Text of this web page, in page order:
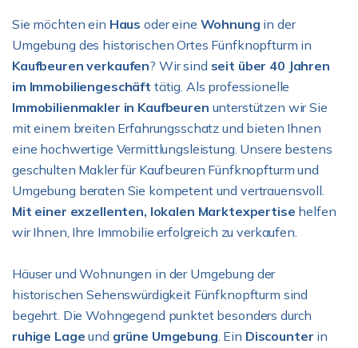
Sie möchten ein Haus oder eine Wohnung in der
Umgebung des historischen Ortes Fünfknopfturm in
Kaufbeuren verkaufen? Wir sind seit über 40 Jahren
im Immobiliengeschäft tätig. Als professionelle
Immobilienmakler in Kaufbeuren unterstützen wir Sie
mit einem breiten Erfahrungsschatz und bieten Ihnen
eine hochwertige Vermittlungsleistung. Unsere bestens
geschulten Makler für Kaufbeuren Fünfknopfturm und
Umgebung beraten Sie kompetent und vertrauensvoll.
Mit einer exzellenten, lokalen Marktexpertise helfen
wir Ihnen, Ihre Immobilie erfolgreich zu verkaufen.
Häuser und Wohnungen in der Umgebung der
historischen Sehenswürdigkeit Fünfknopfturm sind
begehrt. Die Wohngegend punktet besonders durch
ruhige Lage und grüne Umgebung. Ein Discounter in